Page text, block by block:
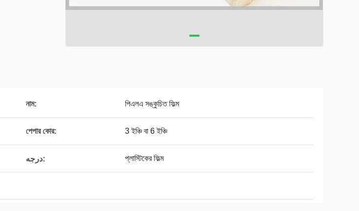
নাম: পিএলএ সঙ্কুচিত ফিল্ম
পেপার কোর: 3 ইঞ্চি বা 6 ইঞ্চি
درجه: প্লাস্টিকের ফিল্ম